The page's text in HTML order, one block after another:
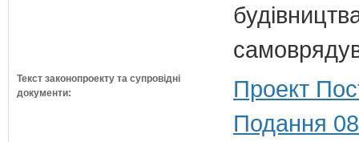
Текст законопроекту та супровідні
документи:
Проект
Подання